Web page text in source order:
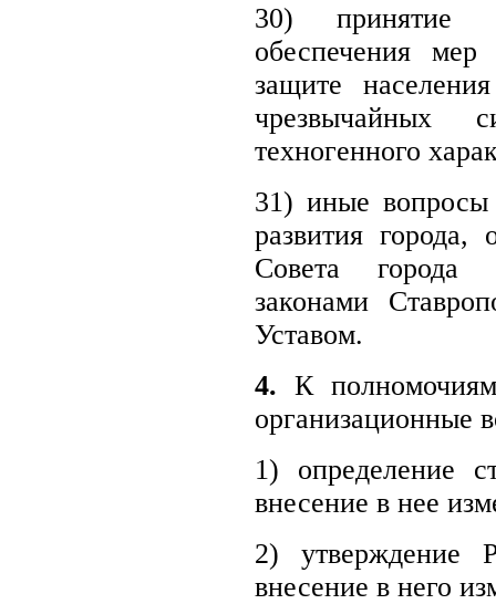
30) принятие
обеспечения
защите
чрезвычайных
техногенного
31) иные вопросы
развития города,
Совета города
законами
Уставом.
4. К
организационные
1) определение
внесение в нее
2) утверждение
внесение в него